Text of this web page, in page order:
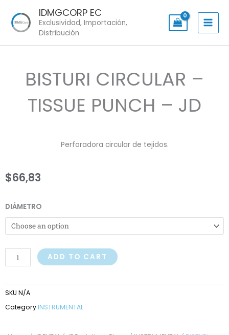
content
IDMGCORP EC
Exclusividad, Importación,
Distribución
BISTURI CIRCULAR –
TISSUE PUNCH – JD
Perforadora circular de tejidos.
$66,83
DIÁMETRO
BISTURI
CIRCULAR
PUNCH
JD
quantity
ADD TO CART
SKU N/A
Category INSTRUMENTAL